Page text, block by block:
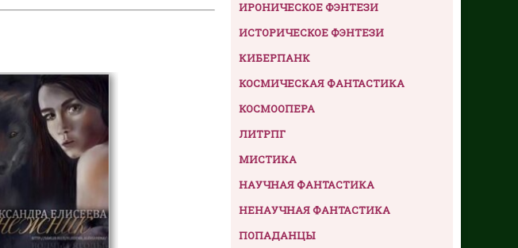
ИРОНИЧЕСКОЕ ФЭНТЕЗИ
ИСТОРИЧЕСКОЕ ФЭНТЕЗИ
КИБЕРПАНК
КОСМИЧЕСКАЯ ФАНТАСТИКА
КОСМООПЕРА
ЛИТРПГ
МИСТИКА
НАУЧНАЯ ФАНТАСТИКА
НЕНАУЧНАЯ ФАНТАСТИКА
ПОПАДАНЦЫ